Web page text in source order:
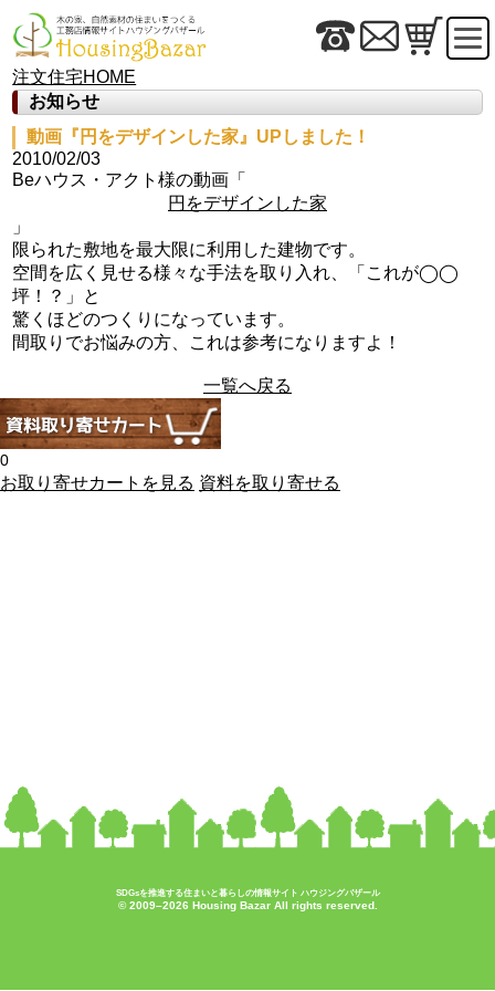
注文住宅HOME
お知らせ
動画『円をデザインした家』UPしました！
2010/02/03
Beハウス・アクト様の動画「
円をデザインした家
」
限られた敷地を最大限に利用した建物です。
空間を広く見せる様々な手法を取り入れ、「これが◯◯
坪！？」と
驚くほどのつくりになっています。
間取りでお悩みの方、これは参考になりますよ！
一覧へ戻る
0
お取り寄せカートを見る 資料を取り寄せる
SDGsを推進する住まいと暮らしの情報サイト ハウジングバザール
© 2009–2026 Housing Bazar All rights reserved.